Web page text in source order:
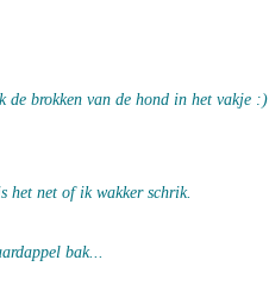
de brokken van de hond in het vakje :)
het net of ik wakker schrik.
bak...